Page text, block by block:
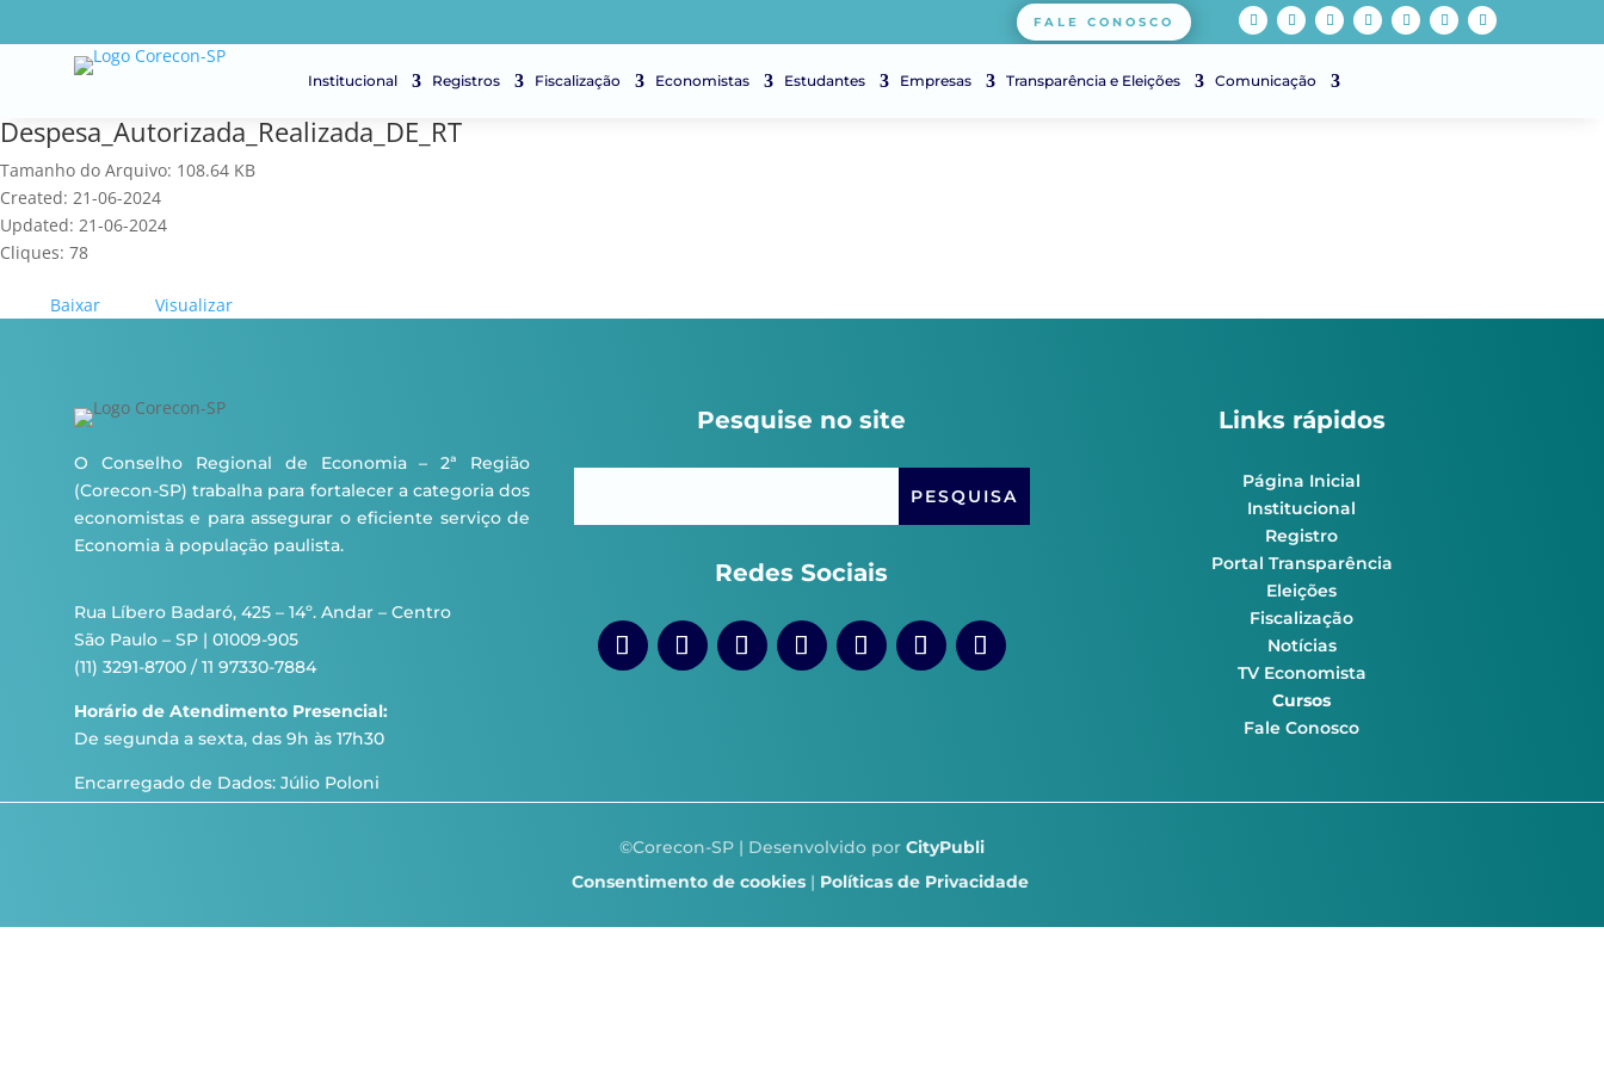
FALE CONOSCO
Institucional Registros Fiscalização Economistas Estudantes Empresas Transparência e Eleições Comunicação
Despesa_Autorizada_Realizada_DE_RT
Tamanho do Arquivo: 108.64 KB
Created: 21-06-2024
Updated: 21-06-2024
Cliques: 78
Baixar Visualizar
O Conselho Regional de Economia – 2ª Região
(Corecon-SP) trabalha para fortalecer a categoria dos
economistas e para assegurar o eficiente serviço de
Economia à população paulista.
Rua Líbero Badaró, 425 – 14º. Andar – Centro
São Paulo – SP | 01009-905
(11) 3291-8700 / 11 97330-7884
Horário de Atendimento Presencial:
De segunda a sexta, das 9h às 17h30
Encarregado de Dados: Júlio Poloni
Pesquise no site
Redes Sociais
Links rápidos
Página Inicial
Institucional
Registro
Portal Transparência
Eleições
Fiscalização
Notícias
TV Economista
Cursos
Fale Conosco
©Corecon-SP | Desenvolvido por CityPubli
Consentimento de cookies| Políticas de Privacidade